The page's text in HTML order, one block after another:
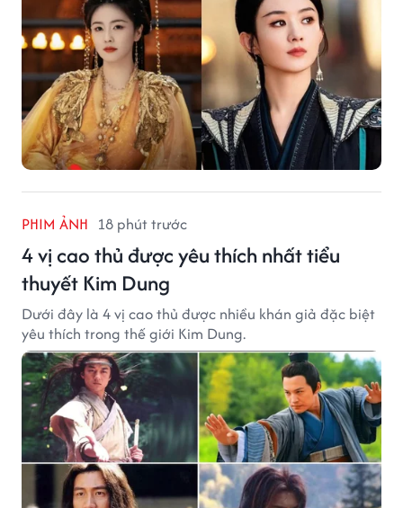
PHIM ẢNH 18 phút trước
4 vị cao thủ được yêu thích nhất tiểu
thuyết Kim Dung
Dưới đây là 4 vị cao thủ được nhiều khán giả đặc biệt
yêu thích trong thế giới Kim Dung.